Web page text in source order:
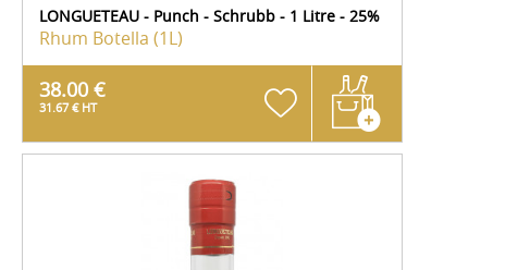
LONGUETEAU - Punch - Schrubb - 1 Litre - 25%
Rhum Botella (1L)
38.00 €
31.67 € HT